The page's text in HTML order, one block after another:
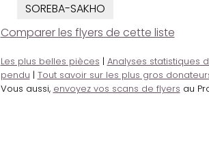
SOREBA-SAKHO
Comparer les flyers de cette liste
Les plus belles pièces | Analyses statistiques
pendu | Tout savoir sur les plus gros
Vous aussi, envoyez vos scans de flyers au